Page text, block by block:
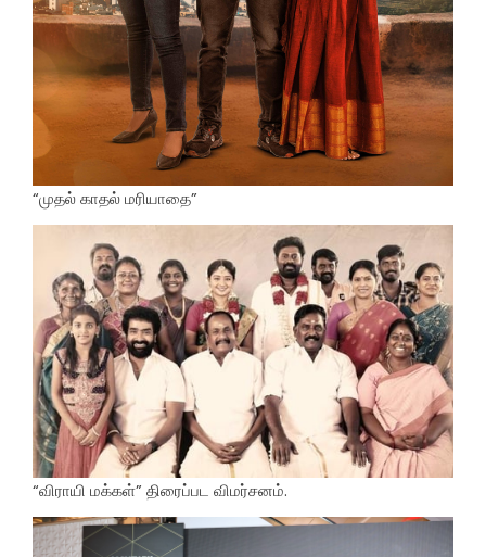
“முதல் காதல் மரியாதை”
“விராயி மக்கள்” திரைப்பட விமர்சனம்.